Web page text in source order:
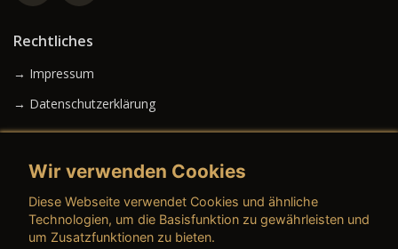
Rechtliches
→ Impressum
→ Datenschutzerklärung
→ AGB (Gebrauchtwagen)
Wir verwenden Cookies
Diese Webseite verwendet Cookies und ähnliche
Technologien, um die Basisfunktion zu gewährleisten und
um Zusatzfunktionen zu bieten.